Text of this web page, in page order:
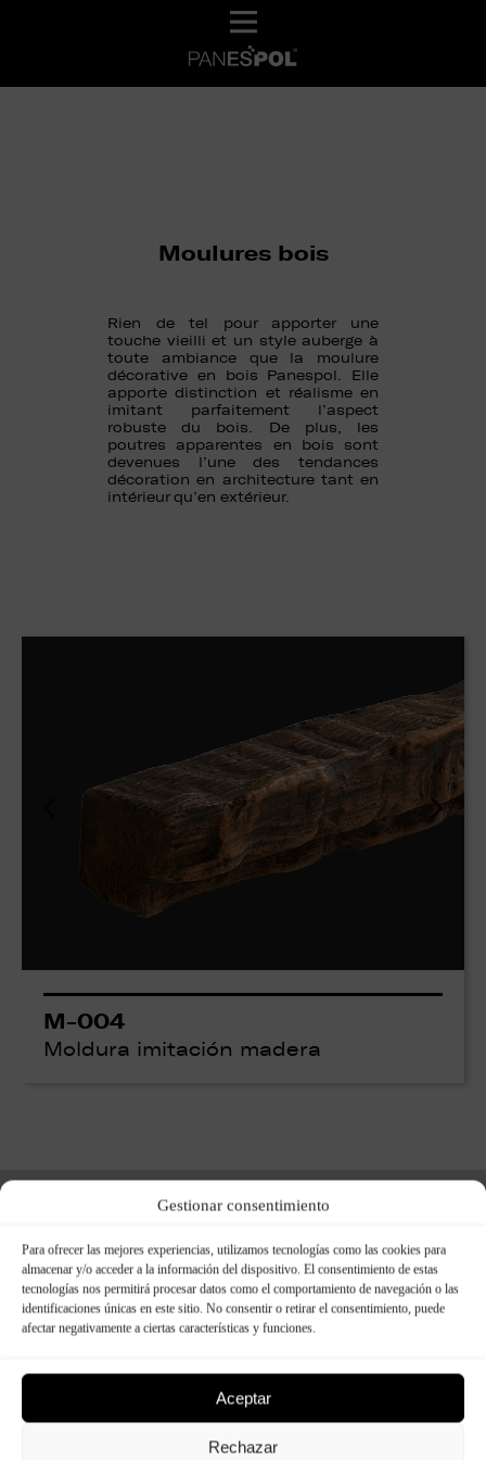
Gestionar consentimiento
Para ofrecer las mejores experiencias, utilizamos tecnologías como las cookies para
almacenar y/o acceder a la información del dispositivo. El consentimiento de estas
tecnologías nos permitirá procesar datos como el comportamiento de navegación o las
identificaciones únicas en este sitio. No consentir o retirar el consentimiento, puede
afectar negativamente a ciertas características y funciones.
Aceptar
Rechazar
Moulures bois
Rien de tel pour apporter une
touche vieilli et un style auberge à
toute ambiance que la moulure
décorative en bois Panespol. Elle
apporte distinction et réalisme en
imitant parfaitement l’aspect
robuste du bois. De plus, les
poutres apparentes en bois sont
devenues l’une des tendances
décoration en architecture tant en
intérieur qu’en extérieur.
M-004
Moldura imitación madera
Measures
M-004: 100cm x 5cm x 4cm